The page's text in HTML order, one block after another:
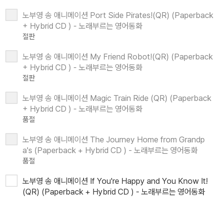
노부영 송 애니메이션 Port Side Pirates!(QR) (Paperback
+ Hybrid CD ) - 노래부르는 영어동화
절판
노부영 송 애니메이션 My Friend Robot!(QR) (Paperback
+ Hybrid CD ) - 노래부르는 영어동화
절판
노부영 송 애니메이션 Magic Train Ride (QR) (Paperback
+ Hybrid CD ) - 노래부르는 영어동화
품절
노부영 송 애니메이션 The Journey Home from Grandp
a's (Paperback + Hybrid CD ) - 노래부르는 영어동화
품절
노부영 송 애니메이션 If You're Happy and You Know It!
(QR) (Paperback + Hybrid CD ) - 노래부르는 영어동화